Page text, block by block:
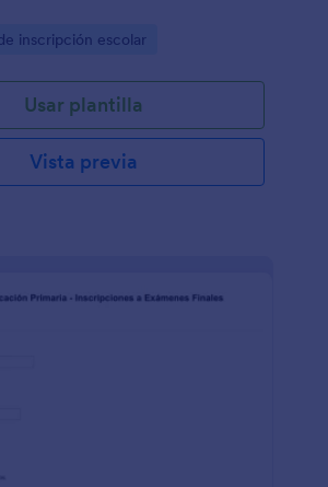
inscripción escolar
Usar plantilla
Vista previa